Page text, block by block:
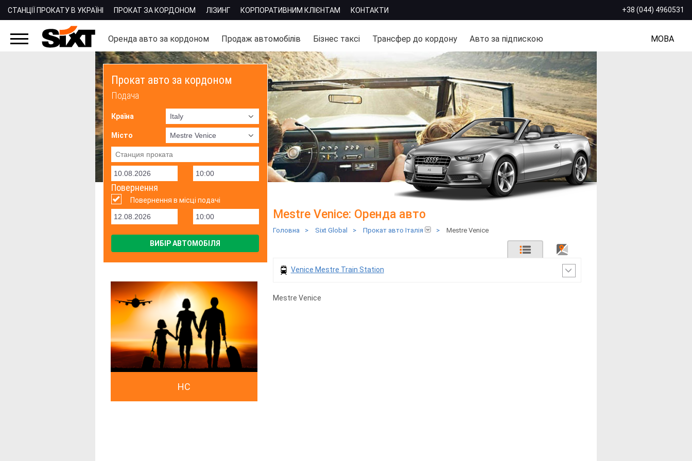
+38 (044) 4960531
СТАНЦІЇ ПРОКАТУ В УКРАЇНІ ПРОКАТ ЗА КОРДОНОМ ЛІЗИНГ КОРПОРАТИВНИМ КЛІЄНТАМ КОНТАКТИ
МОВА
Оренда авто за кордоном Продаж автомобілів Бізнес таксі Трансфер до кордону Авто за підпискою
Прокат авто за кордоном
Подача
Країна
Місто
Повернення
Повернення в місці подачі
ВИБІР АВТОМОБІЛЯ
HC
Mestre Venice: Оренда авто
Головна > Sixt Global > Прокат авто Італія > Mestre Venice
Venice Mestre Train Station
Mestre Venice